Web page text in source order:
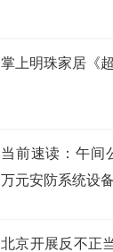
掌上明珠家居《
当前速读：午间
万元安防系统设
北京开展反不正